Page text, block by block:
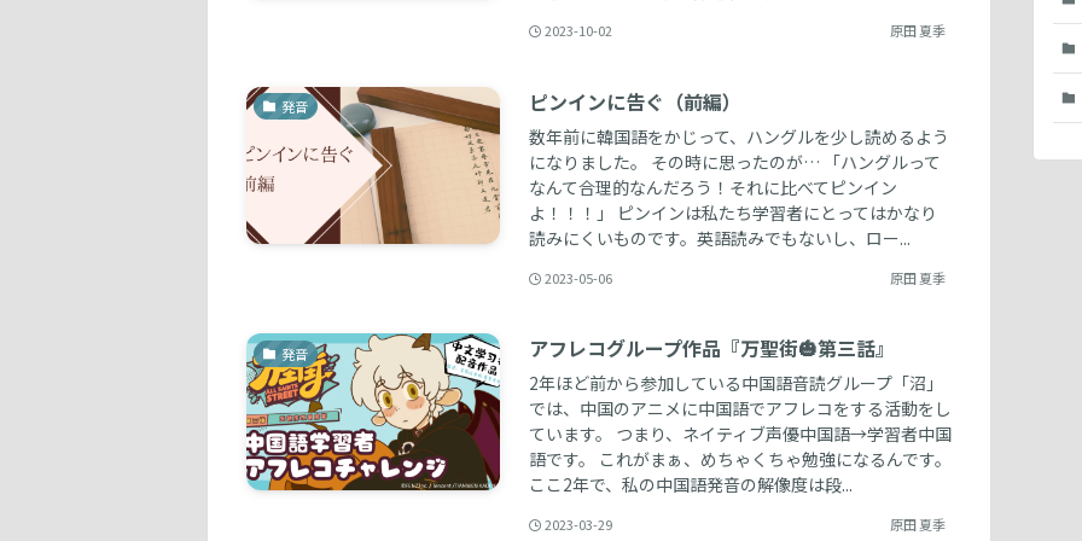
2023-10-02 原田 夏季
発音 ピンインに告ぐ（前編）
数年前に韓国語をかじって、ハングルを少し読めるよう
になりました。 その時に思ったのが… 「ハングルって
なんて合理的なんだろう！それに比べてピンイン
よ！！！」 ピンインは私たち学習者にとってはかなり
読みにくいものです。英語読みでもないし、ロー...
2023-05-06 原田 夏季
発音 アフレコグループ作品『万聖街🎃第三話』
2年ほど前から参加している中国語音読グループ「沼」
では、中国のアニメに中国語でアフレコをする活動をし
ています。 つまり、ネイティブ声優中国語→学習者中国
語です。 これがまぁ、めちゃくちゃ勉強になるんです。
ここ2年で、私の中国語発音の解像度は段...
2023-03-29 原田 夏季